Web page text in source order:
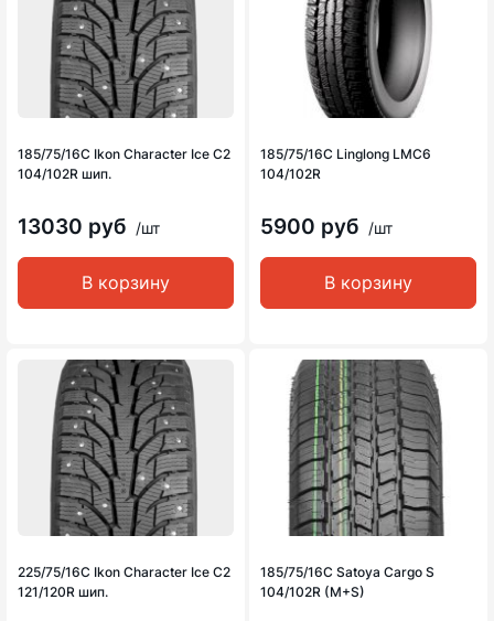
185/75/16C Ikon Character Ice C2
104/102R шип.
13030 руб /шт
В корзину
185/75/16C Linglong LMC6
104/102R
5900 руб /шт
В корзину
225/75/16C Ikon Character Ice C2
121/120R шип.
185/75/16C Satoya Cargo S
104/102R (M+S)